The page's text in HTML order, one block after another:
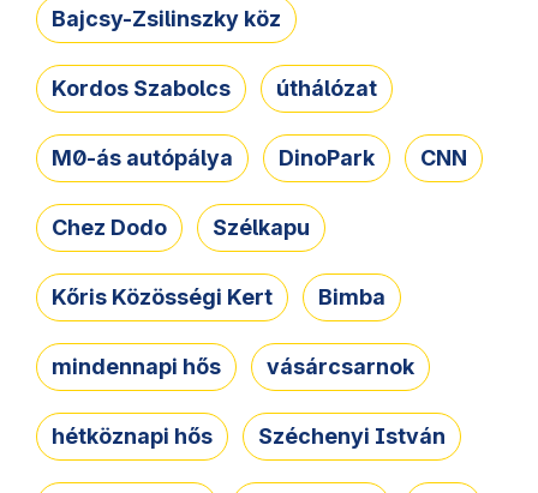
Bajcsy-Zsilinszky köz
Kordos Szabolcs úthálózat
M0-ás autópálya DinoPark CNN
Chez Dodo Szélkapu
Kőris Közösségi Kert Bimba
mindennapi hős vásárcsarnok
hétköznapi hős Széchenyi István